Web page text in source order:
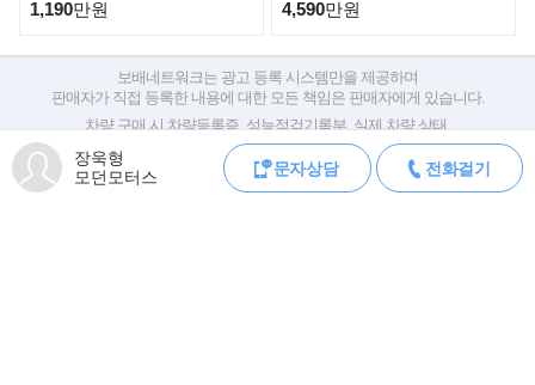
- 풋램프(앞좌석)
- 진폭감응형 댐퍼
- 뒷좌석 열선시트
- 메탈 도어스커프
- 전자제어 서스펜션
- HTRAC(전자식 AWD)
1,190만원 4,590만원
장욱형
모던모터스
문자상담 전화걸기
보배네트워크는 광고 등록 시스템만을 제공하며
판매자가 직접 등록한 내용에 대한 모든 책임은 판매자에게 있습니다.
차량 구매 시 차량등록증, 성능점검기록부, 실제 차량 상태,
차대번호 조회로 직접 정보를 확인하세요.
차대번호는 등록증과 성능지에 나와있으며
조회 시 정확한 옵션과 제원을 확인 할 수 있습니다.